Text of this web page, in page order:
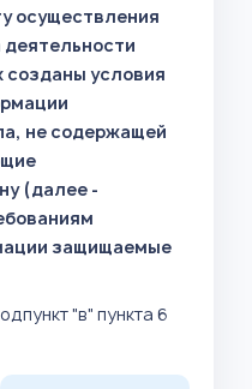
осуществления
созданы условия
не содержащей
(далее -
защищаемые
"в" пункта 6